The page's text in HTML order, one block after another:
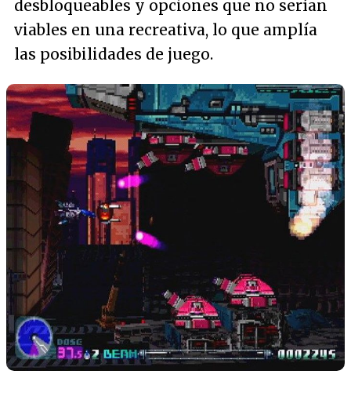
desbloqueables y opciones que no serían
viables en una recreativa, lo que amplía
las posibilidades de juego.